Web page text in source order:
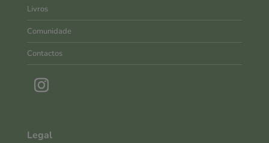
Livros
Comunidade
Contactos
Legal